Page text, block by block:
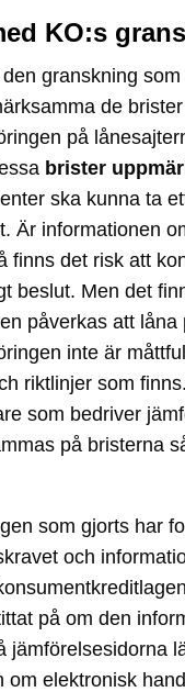
KO:s
granskning
de
på
brister
ska kunna ta
Är informationen
finns det risk att
beslut. Men det
påverkas att låna
inte är
riktlinjer som
som bedriver
på bristerna
som gjorts har
och
på om den
jämförelsesidorna
om elektronisk